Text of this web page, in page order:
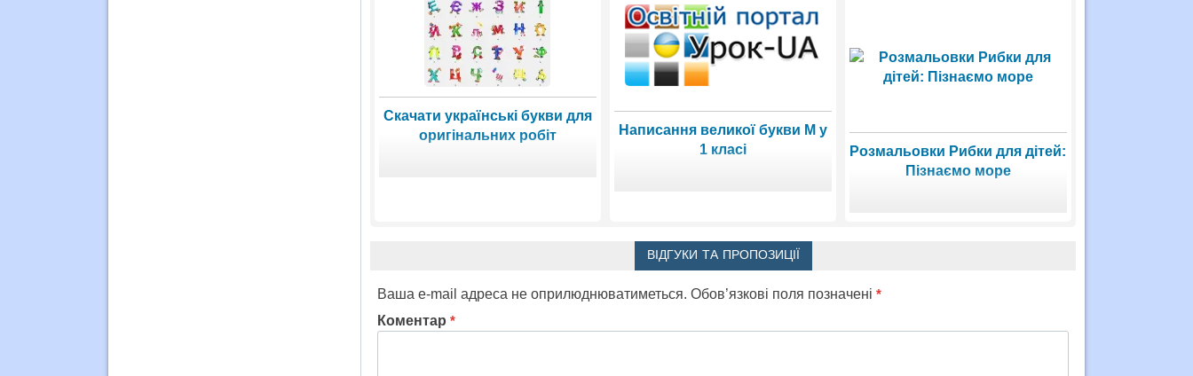
Скачати українські букви для
оригінальних робіт
Написання великої букви М у
1 класі
Розмальовки Рибки для дітей:
Пізнаємо море
ВІДГУКИ ТА ПРОПОЗИЦІЇ
Ваша e-mail адреса не оприлюднюватиметься. Обов’язкові поля позначені *
Коментар *